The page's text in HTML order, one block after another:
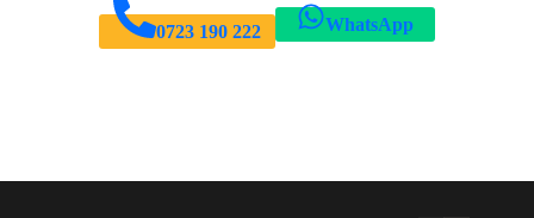
0723 190 222 WhatsApp